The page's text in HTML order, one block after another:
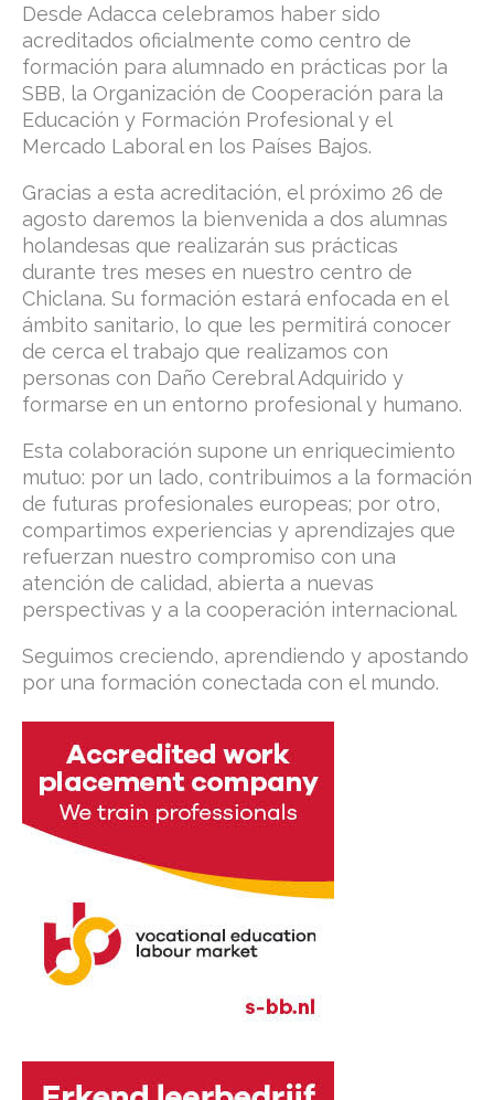
Desde Adacca celebramos haber sido
acreditados oficialmente como centro de
formación para alumnado en prácticas por la
SBB, la Organización de Cooperación para la
Educación y Formación Profesional y el
Mercado Laboral en los Países Bajos.
Gracias a esta acreditación, el próximo 26 de
agosto daremos la bienvenida a dos alumnas
holandesas que realizarán sus prácticas
durante tres meses en nuestro centro de
Chiclana. Su formación estará enfocada en el
ámbito sanitario, lo que les permitirá conocer
de cerca el trabajo que realizamos con
personas con Daño Cerebral Adquirido y
formarse en un entorno profesional y humano.
Esta colaboración supone un enriquecimiento
mutuo: por un lado, contribuimos a la formación
de futuras profesionales europeas; por otro,
compartimos experiencias y aprendizajes que
refuerzan nuestro compromiso con una
atención de calidad, abierta a nuevas
perspectivas y a la cooperación internacional.
Seguimos creciendo, aprendiendo y apostando
por una formación conectada con el mundo.